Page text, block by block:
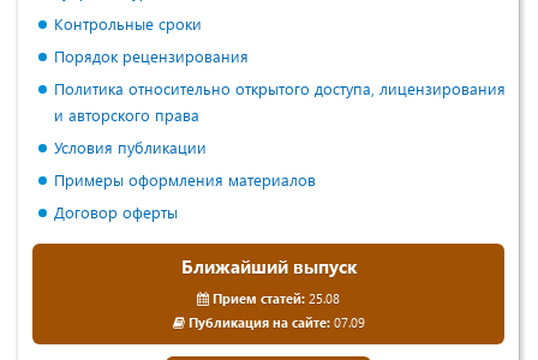
Контрольные сроки
Порядок рецензирования
Политика относительно открытого доступа, лицензирования
и авторского права
Условия публикации
Примеры оформления материалов
Договор оферты
Ближайший выпуск
Прием статей: 25.08
Публикация на сайте:07.09